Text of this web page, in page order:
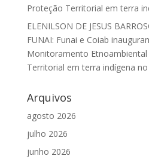
Proteção Territorial em terra
ELENILSON DE JESUS
FUNAI: Funai e Coiab
Monitoramento
Territorial em terra indígena
Arquivos
agosto 2026
julho 2026
junho 2026